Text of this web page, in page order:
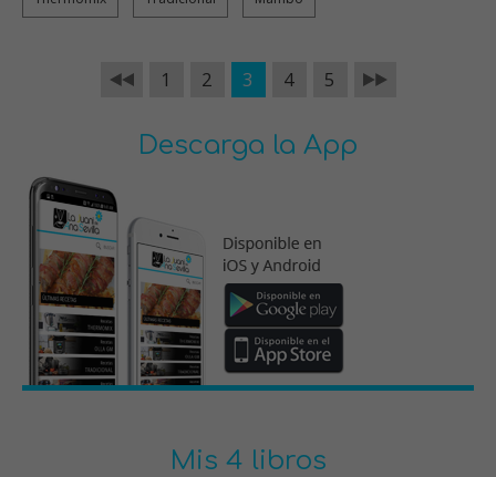
1 2 3 4 5
Descarga la App
Mis 4 libros